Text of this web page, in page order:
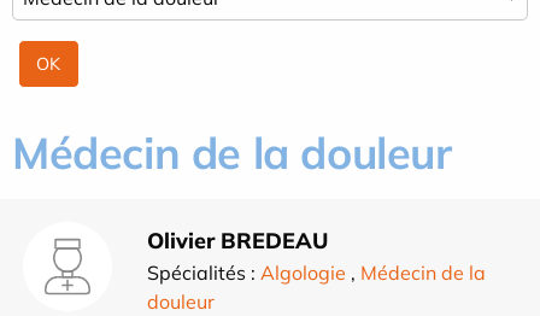
Médecin de la douleur
Olivier BREDEAU
Spécialités : Algologie , Médecin de la
douleur